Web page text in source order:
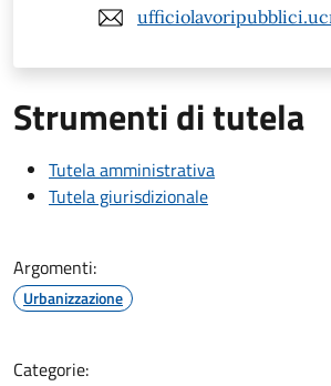
Strumenti di tutela
Tutela amministrativa
Tutela giurisdizionale
Argomenti:
Urbanizzazione
Categorie: